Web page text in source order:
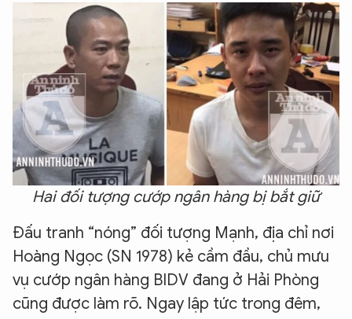
Hai đối tượng cướp ngân hàng bị bắt giữ
Đấu tranh “nóng” đối tượng Mạnh, địa chỉ nơi
Hoàng Ngọc (SN 1978) kẻ cầm đầu, chủ mưu
vụ cướp ngân hàng BIDV đang ở Hải Phòng
cũng được làm rõ. Ngay lập tức trong đêm,